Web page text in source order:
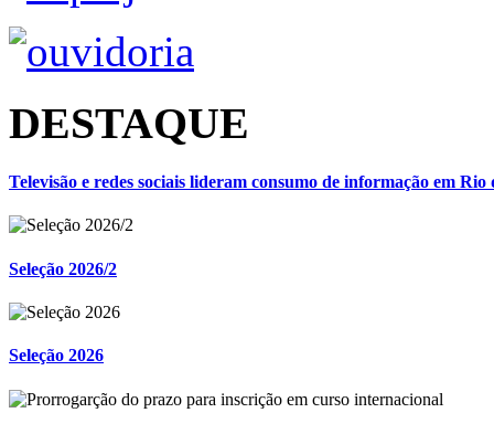
DESTAQUE
Televisão e redes sociais lideram consumo de informação em Rio
Seleção 2026/2
Seleção 2026